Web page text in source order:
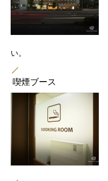
い。
喫煙ブース